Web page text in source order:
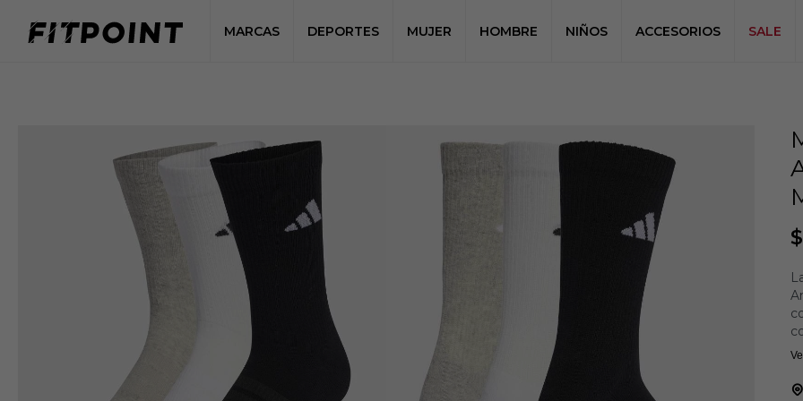
MARCAS DEPORTES MUJER HOMBRE NIÑOS ACCESORIOS SALE
$